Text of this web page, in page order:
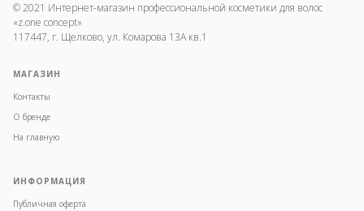
© 2021 Интернет-магазин профессиональной косметики для волос
«z.one concept»
117447, г. Щелково, ул. Комарова 13А кв.1
МАГАЗИН
Контакты
О бренде
На главную
ИНФОРМАЦИЯ
Публичная оферта